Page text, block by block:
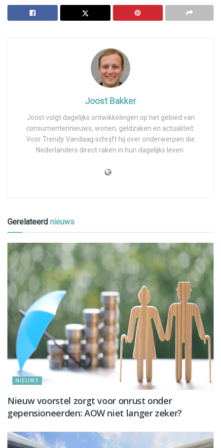
Joost Bakker
Joost volgt dagelijks ontwikkelingen op het gebied van
consumentennieuws, wonen, geldzaken en actualiteit.
Voor Trendy Vandaag schrijft hij over onderwerpen die
Nederlanders direct raken in hun dagelijks leven.
Gerelateerd nieuws
NIEUWS
Nieuw voorstel zorgt voor onrust onder
gepensioneerden: AOW niet langer zeker?